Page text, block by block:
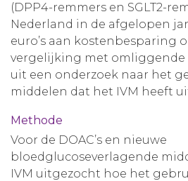
(DPP4-remmers en SGLT2-
Nederland in de afgelopen
euro’s aan kostenbesparing
vergelijking met omliggende
uit een onderzoek naar het
middelen dat het IVM heeft
Methode
Voor de DOAC’s en nieuwe
bloedglucoseverlagende
IVM uitgezocht hoe het